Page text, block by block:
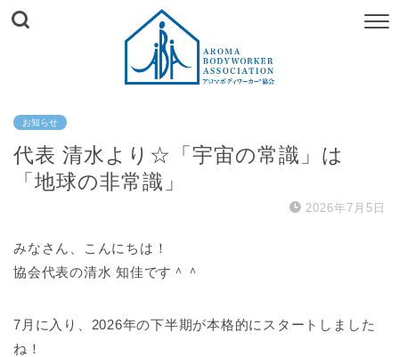
お知らせ
代表 清水より☆「宇宙の常識」は
「地球の非常識」
2026年7月5日
みなさん、こんにちは！
協会代表の清水 知佳です＾＾
7月に入り、2026年の下半期が本格的にスタートしました
ね！